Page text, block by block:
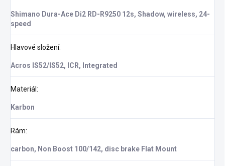
Shimano Dura-Ace Di2 RD-R9250 12s, Shadow, wireless, 24-
speed
Hlavové složení:
Acros IS52/IS52, ICR, Integrated
Materiál:
Karbon
Rám:
carbon, Non Boost 100/142, disc brake Flat Mount